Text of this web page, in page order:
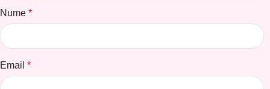
Nume *
Email *